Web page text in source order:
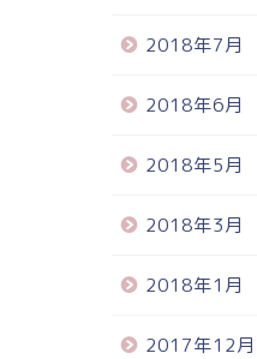
2018年7月
2018年6月
2018年5月
2018年3月
2018年1月
2017年12月